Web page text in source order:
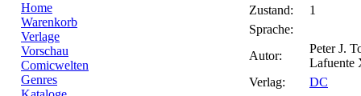
Home
Warenkorb
Verlage
Vorschau
Comicwelten
Genres
Zustand:
1
Sprache:
Autor:
Peter J.
Lafuente
Verlag:
DC